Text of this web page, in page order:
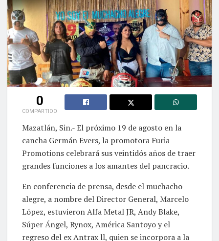
0
COMPARTIDO
Mazatlán, Sin.- El próximo 19 de agosto en la
cancha Germán Evers, la promotora Furia
Promotions celebrará sus veintidós años de traer
grandes funciones a los amantes del pancracio.
En conferencia de prensa, desde el muchacho
alegre, a nombre del Director General, Marcelo
López, estuvieron Alfa Metal JR, Andy Blake,
Súper Ángel, Rynox, América Santoyo y el
regreso del ex Antrax ll, quien se incorpora a la